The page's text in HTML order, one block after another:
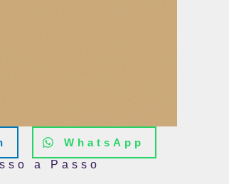
WhatsApp
a Passo